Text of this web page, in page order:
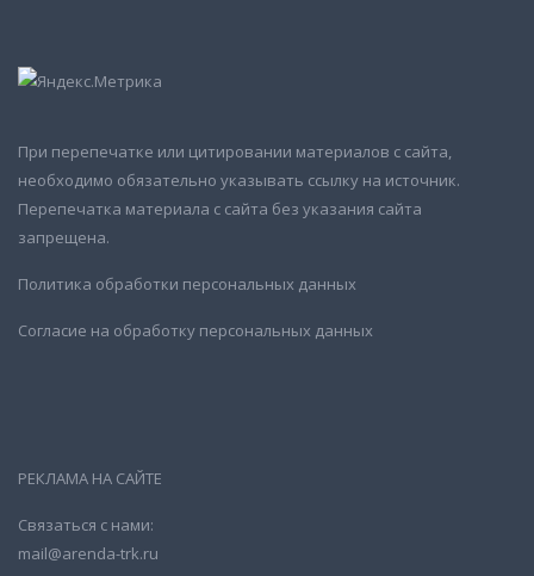
При перепечатке или цитировании материалов с сайта,
необходимо обязательно указывать ссылку на источник.
Перепечатка материала с сайта без указания сайта
запрещена.
Политика обработки персональных данных
Согласие на обработку персональных данных
РЕКЛАМА НА САЙТЕ
Связаться с нами:
mail@arenda-trk.ru